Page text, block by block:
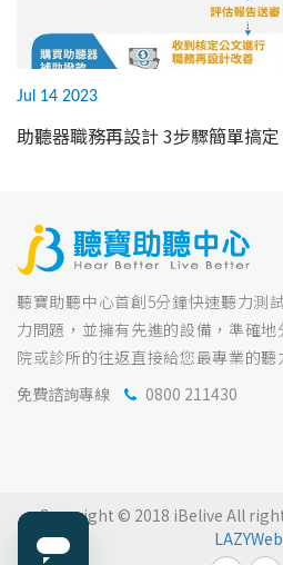
Jul 14 2023
助聽器職務再設計 3步驟簡單搞定
聽寶助聽中心首創5分鐘快速聽力測
力問題，並擁有先進的設備，準確
院或診所的往返直接給您最專業的聽
免費諮詢專線
0800 211430
Copyright © 2018 iBelive All
LAZYWeb